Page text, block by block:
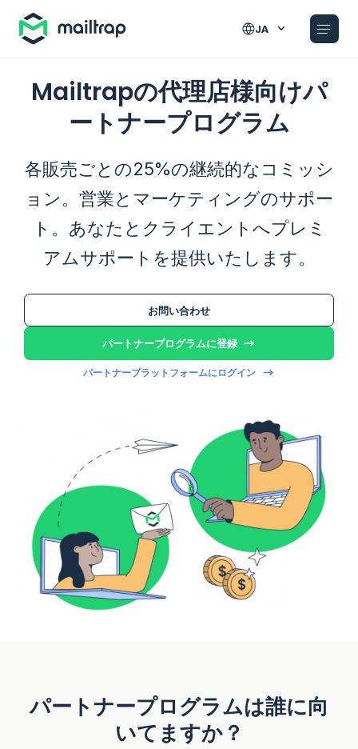
JA
Mailtrapの代理店様向けパ
ートナープログラム
各販売ごとの25%の継続的なコミッシ
ョン。営業とマーケティングのサポー
ト。あなたとクライエントへプレミ
アムサポートを提供いたします。
パートナープログラムに登録
お問い合わせ
パートナープラットフォームにログイン
パートナープログラムは誰に向
いてますか？